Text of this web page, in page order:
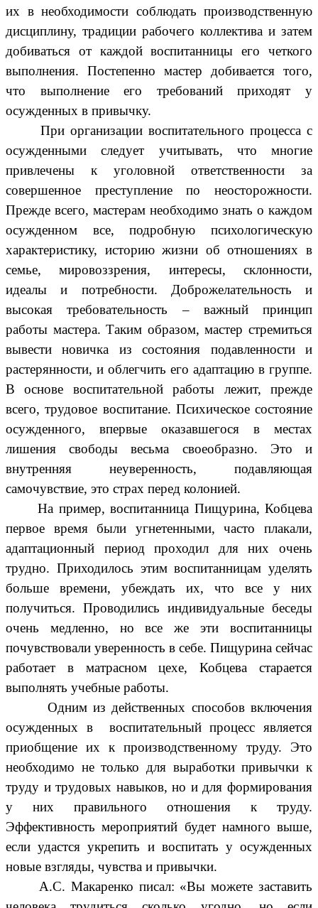
их в необходимости соблюдать производственную
дисциплину, традиции рабочего коллектива и затем
добиваться от каждой воспитанницы его четкого
выполнения. Постепенно мастер добивается того,
что выполнение его требований приходят у
осужденных в привычку.
При организации воспитательного процесса с
осужденными следует учитывать, что многие
привлечены к уголовной ответственности за
совершенное преступление по неосторожности.
Прежде всего, мастерам необходимо знать о каждом
осужденном все, подробную психологическую
характеристику, историю жизни об отношениях в
семье, мировоззрения, интересы, склонности,
идеалы и потребности. Доброжелательность и
высокая требовательность – важный принцип
работы мастера. Таким образом, мастер стремиться
вывести новичка из состояния подавленности и
растерянности, и облегчить его адаптацию в группе.
В основе воспитательной работы лежит, прежде
всего, трудовое воспитание. Психическое состояние
осужденного, впервые оказавшегося в местах
лишения свободы весьма своеобразно. Это и
внутренняя неуверенность, подавляющая
самочувствие, это страх перед колонией.
На пример, воспитанница Пищурина, Кобцева
первое время были угнетенными, часто плакали,
адаптационный период проходил для них очень
трудно. Приходилось этим воспитанницам уделять
больше времени, убеждать их, что все у них
получиться. Проводились индивидуальные беседы
очень медленно, но все же эти воспитанницы
почувствовали уверенность в себе. Пищурина сейчас
работает в матрасном цехе, Кобцева старается
выполнять учебные работы.
Одним из действенных способов включения
осужденных в воспитательный процесс является
приобщение их к производственному труду. Это
необходимо не только для выработки привычки к
труду и трудовых навыков, но и для формирования
у них правильного отношения к труду.
Эффективность мероприятий будет намного выше,
если удастся укрепить и воспитать у осужденных
новые взгляды, чувства и привычки.
А.С. Макаренко писал: «Вы можете заставить